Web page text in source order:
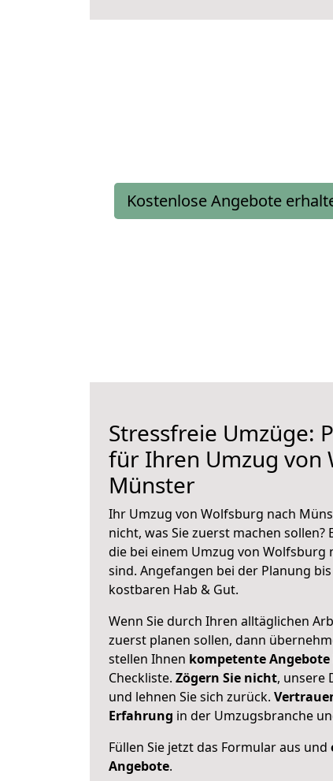
Kostenlose Angebote
Stressfreie Umzüge:
für Ihren Umzug von
Münster
Ihr Umzug von Wolfsburg nach
nicht, was Sie zuerst machen
die bei einem Umzug von Wolfsburg
sind. Angefangen bei der Planung
kostbaren Hab & Gut.
Wenn Sie durch Ihren alltäglichen
zuerst planen sollen, dann
stellen Ihnen kompetente Angebote
Checkliste. Zögern Sie nicht, unsere
und lehnen Sie sich zurück.
Erfahrung in der Umzugsbranche
Füllen Sie jetzt das Formular aus und
Angebote.